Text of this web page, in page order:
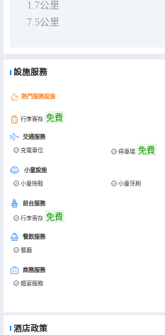
1.7公里
7.5公里
設施服務
熱門服務設施
行李寄存 免費
交通服務
充電車位 停車場 免費
小童設施
小童拖鞋 小童牙刷
前台服務
行李寄存 免費
餐飲服務
餐廳
商務服務
婚宴服務
酒店政策